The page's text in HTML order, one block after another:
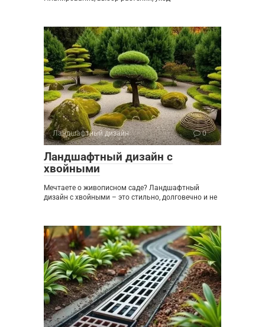
Ландшафтный дизайн 0
Ландшафтный дизайн с
хвойными
Мечтаете о живописном саде? Ландшафтный
дизайн с хвойными – это стильно, долговечно и не